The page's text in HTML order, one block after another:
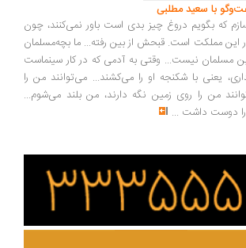
سعید مطلبی
دروغ چیز بدی است باور نمی‌کنند، چون
است. قبحش از بین رفته... ما بچه‌مسلمان
نیست... وقتی به آدمی که در کار سینماست
با شکنجه او را می‌کشند... می‌توانند من را
را روی زمین نگه دارند، من بلند می‌شوم...
داشت ...